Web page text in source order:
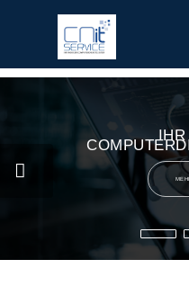
fred meyer gift card
fusion coupons build a bear
special welcome coupon